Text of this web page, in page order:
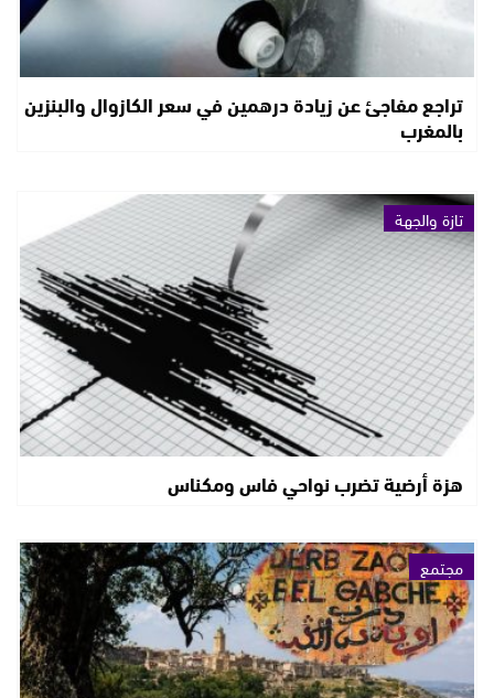
تراجع مفاجئ عن زيادة درهمين في سعر الكازوال والبنزين
بالمغرب
تازة والجهة
هزة أرضية تضرب نواحي فاس ومكناس
مجتمع